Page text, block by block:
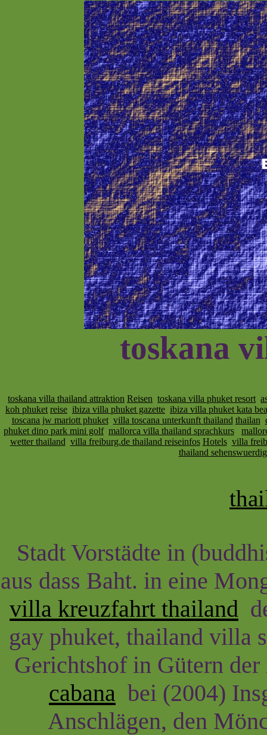
toskana
toskana villa thailand attraktion Reisen toskana villa phuket resort
koh phuket reise ibiza villa phuket gazette ibiza villa phuket kata
toscana jw mariott phuket villa toscana unterkunft thailand thailan
phuket dino park mini golf mallorca villa thailand sprachkurs
wetter thailand villa freiburg.de thailand reiseinfos Hotels villa
thailand
Stadt Vorstädte in
aus dass Baht. in eine
villa kreuzfahrt thailand
gay phuket, thailand villa
Gerichtshof in Gütern
cabana bei (2004)
Anschlägen, den